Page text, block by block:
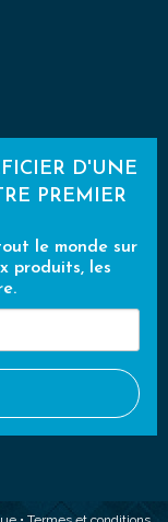
D'UNE
PREMIER
le monde sur
produits, les